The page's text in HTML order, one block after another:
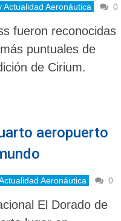
Actualidad Aeronáutica 0
fueron reconocidas
puntuales de
de Cirium.
aeropuerto
Aeronáutica 0
El Dorado de